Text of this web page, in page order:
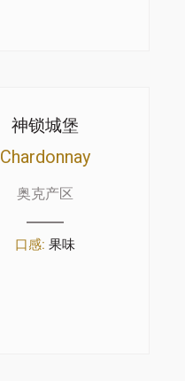
神锁城堡
Chardonnay
奥克产区
口感: 果味